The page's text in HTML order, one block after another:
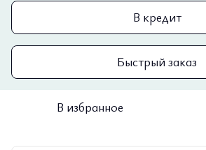
В кредит
Быстрый заказ
В избранное